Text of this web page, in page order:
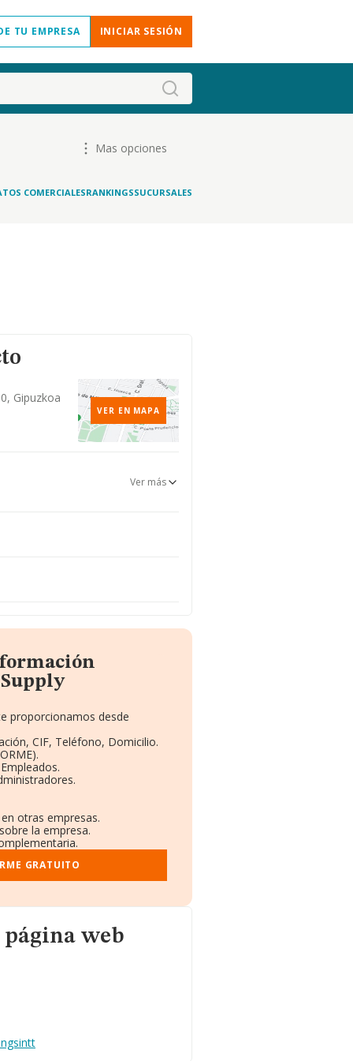
TU EMPRESA INICIAR SESIÓN
Mas opciones
COMERCIALESRANKINGSSUCURSALES
Gipuzkoa
VER EN MAPA
Ver más
proporcionamos desde
CIF, Teléfono, Domicilio.
otras empresas.
la empresa.
GRATUITO
web